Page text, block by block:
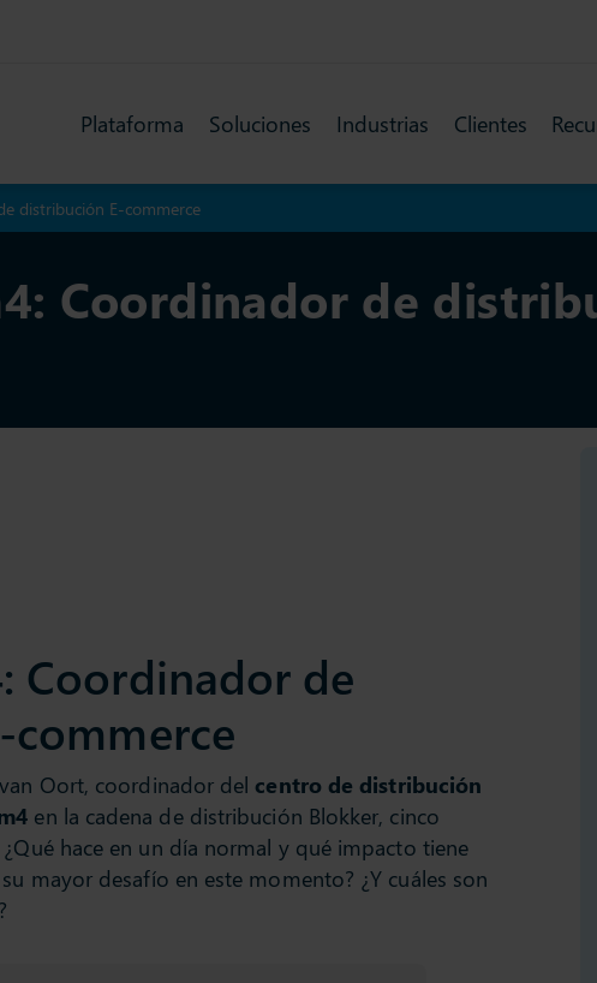
Plataforma Soluciones Industrias Clientes
distribución E-commerce
Coordinador de
Coordinador de
Oort, coordinador del centro de distribución
en la cadena de distribución Blokker, cinco
hace en un día normal y qué impacto tiene
mayor desafío en este momento? ¿Y cuáles son